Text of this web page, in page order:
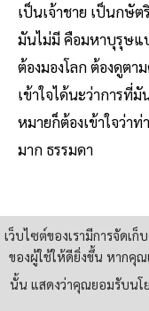
เป็นเจ้าชาย เป็นกษัต
มันไม่มี คือมหาบุรุษแ
ต้องมองโลก ต้องดูตา
เข้าใจได้นะว่าการที่
หมายก็ต้องเข้าใจว่า
มาก ธรรมดา
สุเจน กรรพฤทธิ์ :
เนื้อหาละครับอาจาร
มันมีอะไรไหมที่อาจ
เว็บไซต์ของเรามีการจัดเ
ของผู้ใช้ให้ดียิ่งขึ้น หากคุณ
นั้น แสดงว่าคุณยอมรับนโ